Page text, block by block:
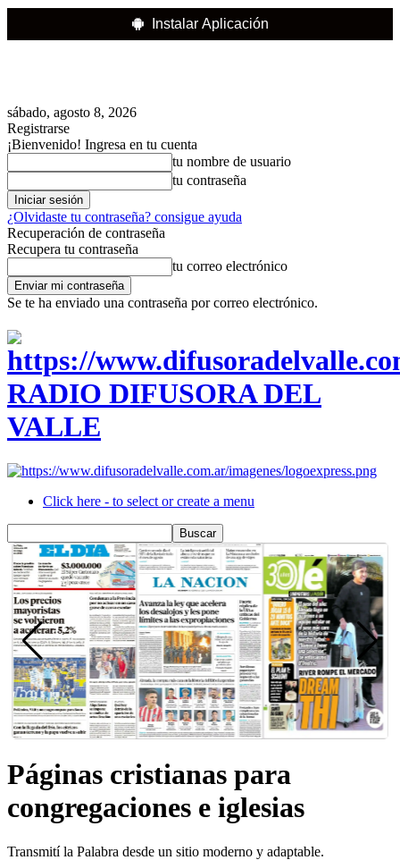
Instalar Aplicación
sábado, agosto 8, 2026
Registrarse
¡Bienvenido! Ingresa en tu cuenta
tu nombre de usuario
tu contraseña
¿Olvidaste tu contraseña? consigue ayuda
Recuperación de contraseña
Recupera tu contraseña
tu correo electrónico
Se te ha enviado una contraseña por correo electrónico.
RADIO DIFUSORA DEL
VALLE
Click here - to select or create a menu
Páginas cristianas para
congregaciones e iglesias
Transmití la Palabra desde un sitio moderno y adaptable.